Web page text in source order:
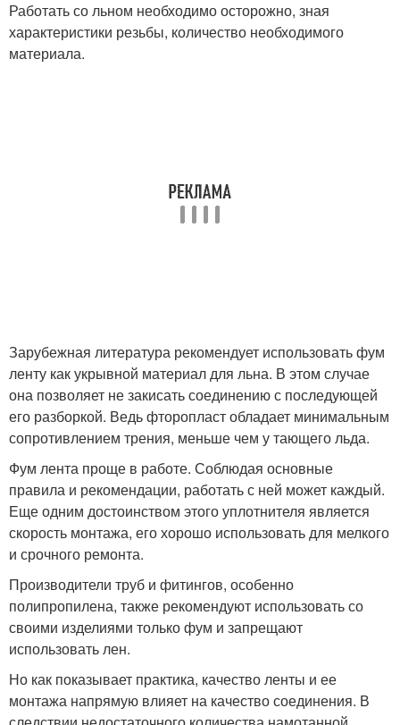
Работать со льном необходимо осторожно, зная
характеристики резьбы, количество необходимого
материала.
Зарубежная литература рекомендует использовать фум
ленту как укрывной материал для льна. В этом случае
она позволяет не закисать соединению с последующей
его разборкой. Ведь фторопласт обладает минимальным
сопротивлением трения, меньше чем у тающего льда.
Фум лента проще в работе. Соблюдая основные
правила и рекомендации, работать с ней может каждый.
Еще одним достоинством этого уплотнителя является
скорость монтажа, его хорошо использовать для мелкого
и срочного ремонта.
Производители труб и фитингов, особенно
полипропилена, также рекомендуют использовать со
своими изделиями только фум и запрещают
использовать лен.
Но как показывает практика, качество ленты и ее
монтажа напрямую влияет на качество соединения. В